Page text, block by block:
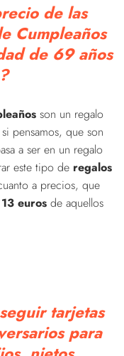
de las
Cumpleaños
de 69 años
son un regalo
pensamos, que son
a ser en un regalo
este tipo de regalos
a precios, que
euros de aquellos
tarjetas
para